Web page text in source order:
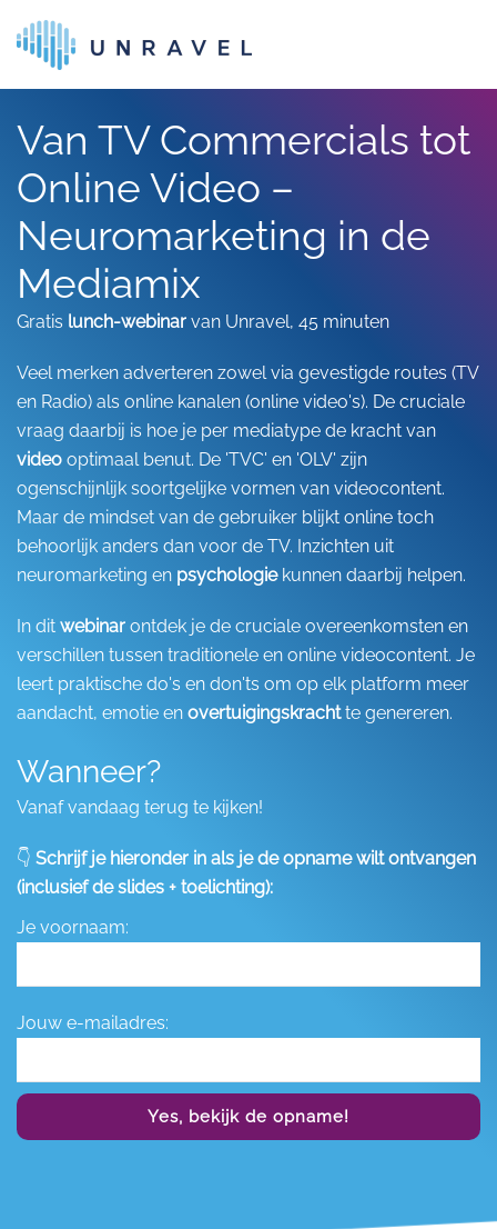
Skip to main content
Van TV Commercials tot
Online Video –
Neuromarketing in de
Mediamix
Gratis lunch-webinar van Unravel, 45 minuten
Veel merken adverteren zowel via gevestigde routes (TV
en Radio) als online kanalen (online video's). De cruciale
vraag daarbij is hoe je per mediatype de kracht van
video optimaal benut. De 'TVC' en 'OLV' zijn
ogenschijnlijk soortgelijke vormen van videocontent.
Maar de mindset van de gebruiker blijkt online toch
behoorlijk anders dan voor de TV. Inzichten uit
neuromarketing en psychologiekunnen daarbij helpen.
In dit webinar ontdek je de cruciale overeenkomsten en
verschillen tussen traditionele en online videocontent. Je
leert praktische do's en don'ts om op elk platform meer
aandacht, emotie en overtuigingskrachtte genereren.
Wanneer?
Vanaf vandaag terug te kijken!
👇 Schrijf je hieronder in als je de opname wilt ontvangen
(inclusief de slides + toelichting):
Je voornaam:
Jouw e-mailadres:
Yes, bekijk de opname!